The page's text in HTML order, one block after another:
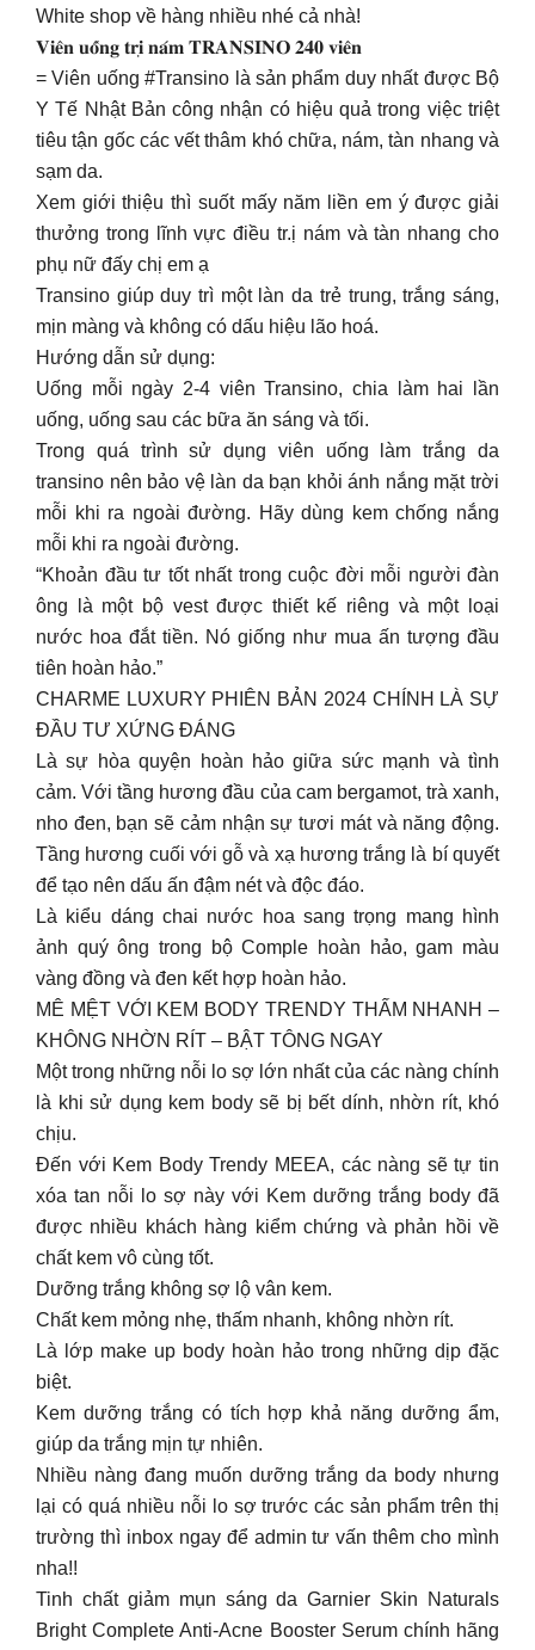
White shop về hàng nhiều nhé cả nhà!
𝐕𝐢𝐞̂𝐧 𝐮𝐨̂́𝐧𝐠 𝐭𝐫𝐢̣ 𝐧𝐚́𝐦 𝐓𝐑𝐀𝐍𝐒𝐈𝐍𝐎 𝟐𝟒𝟎 𝐯𝐢𝐞̂𝐧
= Viên uống #Transino là sản phẩm duy nhất được Bộ
Y Tế Nhật Bản công nhận có hiệu quả trong việc triệt
tiêu tận gốc các vết thâm khó chữa, nám, tàn nhang và
sạm da.
Xem giới thiệu thì suốt mấy năm liền em ý được giải
thưởng trong lĩnh vực điều tr.ị nám và tàn nhang cho
phụ nữ đấy chị em ạ
Transino giúp duy trì một làn da trẻ trung, trắng sáng,
mịn màng và không có dấu hiệu lão hoá.
Hướng dẫn sử dụng:
Uống mỗi ngày 2-4 viên Transino, chia làm hai lần
uống, uống sau các bữa ăn sáng và tối.
Trong quá trình sử dụng viên uống làm trắng da
transino nên bảo vệ làn da bạn khỏi ánh nắng mặt trời
mỗi khi ra ngoài đường. Hãy dùng kem chống nắng
mỗi khi ra ngoài đường.
“Khoản đầu tư tốt nhất trong cuộc đời mỗi người đàn
ông là một bộ vest được thiết kế riêng và một loại
nước hoa đắt tiền. Nó giống như mua ấn tượng đầu
tiên hoàn hảo.”
CHARME LUXURY PHIÊN BẢN 2024 CHÍNH LÀ SỰ
ĐẦU TƯ XỨNG ĐÁNG
Là sự hòa quyện hoàn hảo giữa sức mạnh và tình
cảm. Với tầng hương đầu của cam bergamot, trà xanh,
nho đen, bạn sẽ cảm nhận sự tươi mát và năng động.
Tầng hương cuối với gỗ và xạ hương trắng là bí quyết
để tạo nên dấu ấn đậm nét và độc đáo.
Là kiểu dáng chai nước hoa sang trọng mang hình
ảnh quý ông trong bộ Comple hoàn hảo, gam màu
vàng đồng và đen kết hợp hoàn hảo.
MÊ MỆT VỚI KEM BODY TRENDY THẤM NHANH –
KHÔNG NHỜN RÍT – BẬT TÔNG NGAY
Một trong những nỗi lo sợ lớn nhất của các nàng chính
là khi sử dụng kem body sẽ bị bết dính, nhờn rít, khó
chịu.
Đến với Kem Body Trendy MEEA, các nàng sẽ tự tin
xóa tan nỗi lo sợ này với Kem dưỡng trắng body đã
được nhiều khách hàng kiểm chứng và phản hồi về
chất kem vô cùng tốt.
Dưỡng trắng không sợ lộ vân kem.
Chất kem mỏng nhẹ, thấm nhanh, không nhờn rít.
Là lớp make up body hoàn hảo trong những dịp đặc
biệt.
Kem dưỡng trắng có tích hợp khả năng dưỡng ẩm,
giúp da trắng mịn tự nhiên.
Nhiều nàng đang muốn dưỡng trắng da body nhưng
lại có quá nhiều nỗi lo sợ trước các sản phẩm trên thị
trường thì inbox ngay để admin tư vấn thêm cho mình
nha!!
Tinh chất giảm mụn sáng da Garnier Skin Naturals
Bright Complete Anti-Acne Booster Serum chính hãng